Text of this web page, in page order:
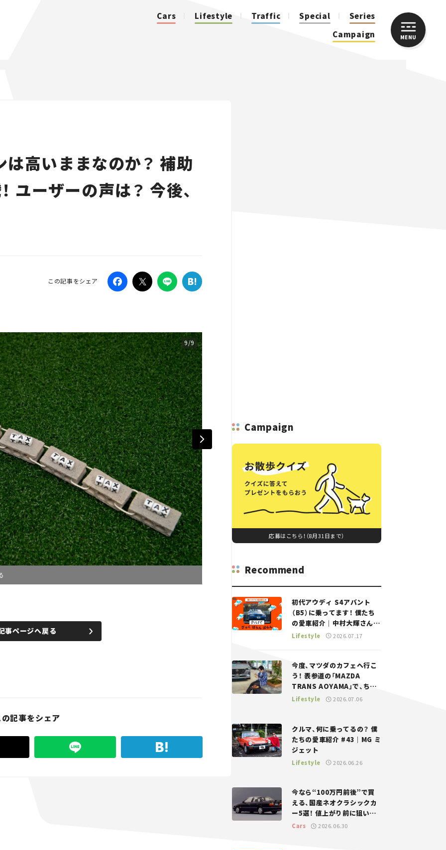
Cars Lifestyle Traffic Special
Series
Campaign
MENU
は高いままなのか？ 補助
ユーザーの声は？ 今後、
この記事をシェア
9/9
事ページへ戻る
の記事をシェア
Campaign
応募はこちら！（8月31日まで）
Recommend
初代アウディ S4アバント
（B5）に乗ってます！ 僕たち
の愛車紹介｜中村大輝さん
——瀬イオナと嶋田智之の
Lifestyle 2026.07.17
今度、マツダのカフェへ行こ
う！ 表参道の「MAZDA
TRANS AOYAMA」で、ちょ
っとひと息。——連載｜CCG
Lifestyle 2026.07.06
クルマ、何に乗ってるの？ 僕
たちの愛車紹介 #43｜MG ミ
ジェット
Lifestyle 2026.06.26
今なら“100万円前後”で買
える、国産ネオクラシックカ
ー5選！ 値上がり前に狙いた
い、中古車探しをお手伝い――ち
Cars 2026.06.30
CLOSE
Traffic
Special